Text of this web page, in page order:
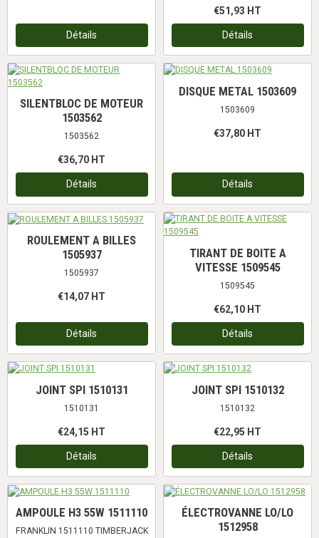
Détails
€51,93 HT
Détails
SILENTBLOC DE MOTEUR
1503562
1503562
€36,70 HT
Détails
DISQUE METAL 1503609
1503609
€37,80 HT
Détails
ROULEMENT A BILLES
1505937
1505937
€14,07 HT
Détails
TIRANT DE BOITE A
VITESSE 1509545
1509545
€62,10 HT
Détails
JOINT SPI 1510131
1510131
€24,15 HT
Détails
JOINT SPI 1510132
1510132
€22,95 HT
Détails
AMPOULE H3 55W 1511110
FRANKLIN 1511110 TIMBERJACK
ÉLECTROVANNE LO/LO
1512958